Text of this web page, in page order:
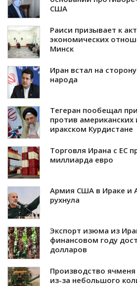
США
Раиси призывает к
экономических
Минск
Иран встал на
народа
Тегеран пообещал
против американских
иракском Курдистане
Торговля Ирана с ЕС
миллиарда евро
Армия США в Ираке и
рухнула
Экспорт изюма из
финансовом году
долларов
Производство
из-за небольшого